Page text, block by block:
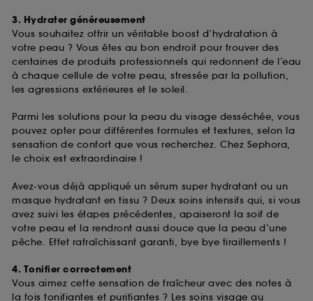
3. Hydrater généreusement
Vous souhaitez offrir un véritable boost d’hydratation à
votre peau ? Vous êtes au bon endroit pour trouver des
centaines de produits professionnels qui redonnent de l’eau
à chaque cellule de votre peau, stressée par la pollution,
les agressions extérieures et le soleil.
Parmi les solutions pour la peau du visage desséchée, vous
pouvez opter pour différentes formules et textures, selon la
sensation de confort que vous recherchez. Chez Sephora,
le choix est extraordinaire !
Avez-vous déjà appliqué un sérum super hydratant ou un
masque hydratant en tissu ? Deux soins intensifs qui, si vous
avez suivi les étapes précédentes, apaiseront la soif de
votre peau et la rendront aussi douce que la peau d’une
pêche. Effet rafraîchissant garanti, bye bye tiraillements !
4. Tonifier correctement
Vous aimez cette sensation de fraîcheur avec des notes à
la fois tonifiantes et purifiantes ? Les soins visage au